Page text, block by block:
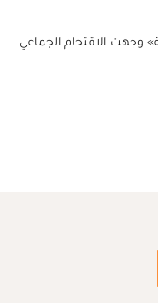
وجهت الاقتحام الجماعي